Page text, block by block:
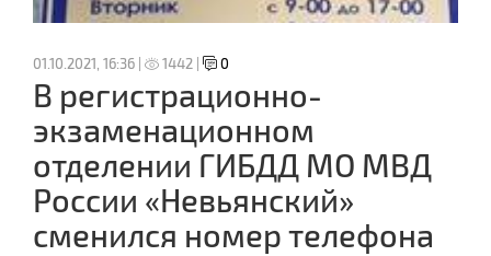
01.10.2021, 16:36 | 1442 | 0
В регистрационно-
экзаменационном
отделении ГИБДД МО МВД
России «Невьянский»
сменился номер телефона